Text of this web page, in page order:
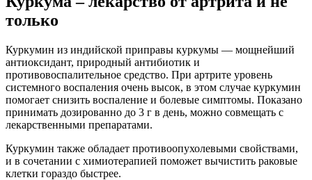
только
Куркумин из индийской приправы куркумы — мощнейший
антиоксидант, природный антибиотик и
противовоспалительное средство. При артрите уровень
системного воспаления очень высок, в этом случае куркумин
помогает снизить воспаление и болевые симптомы. Показано
принимать дозированно до 3 г в день, можно совмещать с
лекарственными препаратами.
Куркумин также обладает противоопухолевыми свойствами,
и в сочетании с химиотерапией поможет вычистить раковые
клетки гораздо быстрее.